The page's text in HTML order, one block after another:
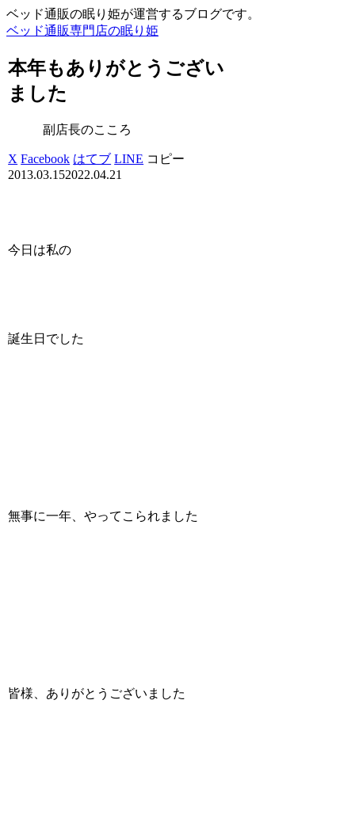
ベッド通販の眠り姫が運営するブログです。
ベッド通販専門店の眠り姫
本年もありがとうござい
ました
副店長のこころ
X Facebook はてブ LINE コピー
2013.03.152022.04.21
今日は私の
誕生日でした
無事に一年、やってこられました
皆様、ありがとうございました